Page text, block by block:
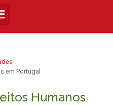
em Portugal
Humanos